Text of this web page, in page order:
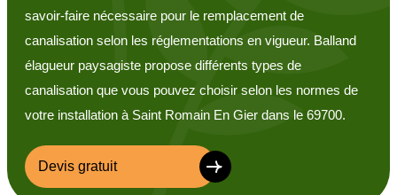
savoir-faire nécessaire pour le remplacement de
canalisation selon les réglementations en vigueur. Balland
élagueur paysagiste propose différents types de
canalisation que vous pouvez choisir selon les normes de
votre installation à Saint Romain En Gier dans le 69700.
Devis gratuit